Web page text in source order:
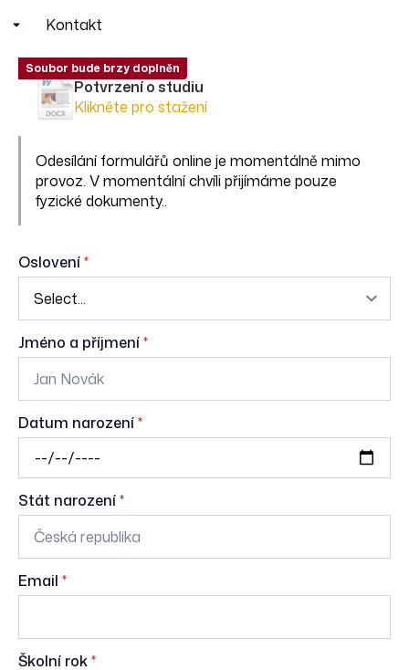
Kontakt
Potvrzení o studiu
Klikněte pro stažení
Odesílání formulářů online je momentálně mimo
provoz. V momentální chvíli přijímáme pouze
fyzické dokumenty..
Oslovení*
Jméno a příjmení*
Datum narození*
Stát narození*
Email *
Školní rok*